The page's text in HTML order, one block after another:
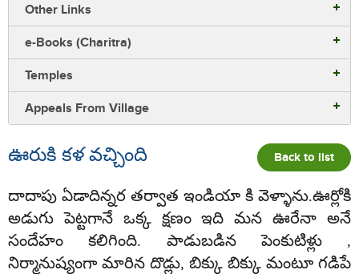
Other Links
e-Books (Charitra)
Temples
Appeals From Village
ఊరుకి కళ వచ్చింది Back to list
దాదాపు ఏడాదిన్నర తర్వాత ఇండియా కి వెళ్ళాను.ఊర్లోకి
అడుగు పెట్టగానే ఒక్క క్షణం ఇది మన ఊరేనా అనే
సందేహం కలిగింది. పాడుబడిన పెంకుటిళ్లు ,
నిర్మానుష్యంగా మారిన దొడ్లు, బిక్కు బిక్కు మంటూ గడిపే